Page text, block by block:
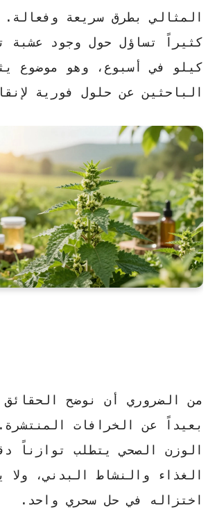
المثالي بطرق سريعة وفعالة.
كثيراً تساؤل حول وجود
كيلو في أسبوع ، وهو موضوع
الباحثين عن حلول فورية
من الضروري أن نوضح الحقائق
بعيداً عن الخرافات
الوزن الصحييتطلب توازناً
الغذاء والنشاط البدني، ولا
اختزاله في حل سحري واحد.